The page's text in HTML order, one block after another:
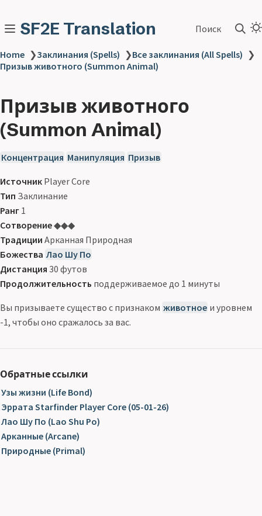
SF2E Translation Поиск
Home ❯Заклинания (Spells) ❯Все заклинания (All Spells) ❯
Призыв животного (Summon Animal)
Призыв животного
(Summon Animal)
Концентрация Манипуляция Призыв
Источник Player Core
Тип Заклинание
Ранг 1
Сотворение◆◆◆
Традиции Арканная Природная
Божества Лао Шу По
Дистанция 30 футов
Продолжительность поддерживаемое до 1 минуты
Вы призываете существо с признаком животное и уровнем
-1, чтобы оно сражалось за вас.
Обратные ссылки
Узы жизни (Life Bond)
Эррата Starfinder Player Core (05-01-26)
Лао Шу По (Lao Shu Po)
Арканные (Arcane)
Природные (Primal)